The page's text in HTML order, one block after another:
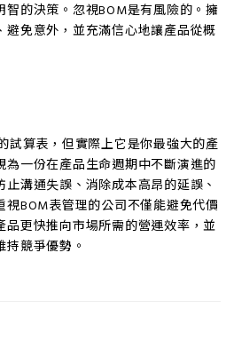
的決策。忽視BOM是有風險的。擁
避免意外，並充滿信心地讓產品從概
試算表，但實際上它是你最強大的產
一份在產品生命週期中不斷演進的
溝通失誤、消除成本高昂的延誤、
BOM表管理的公司不僅能避免代價
更快推向市場所需的營運效率，並
競爭優勢。